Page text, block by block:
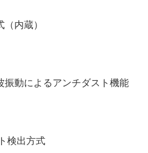
内蔵）
振動によるアンチダスト機能
検出方式